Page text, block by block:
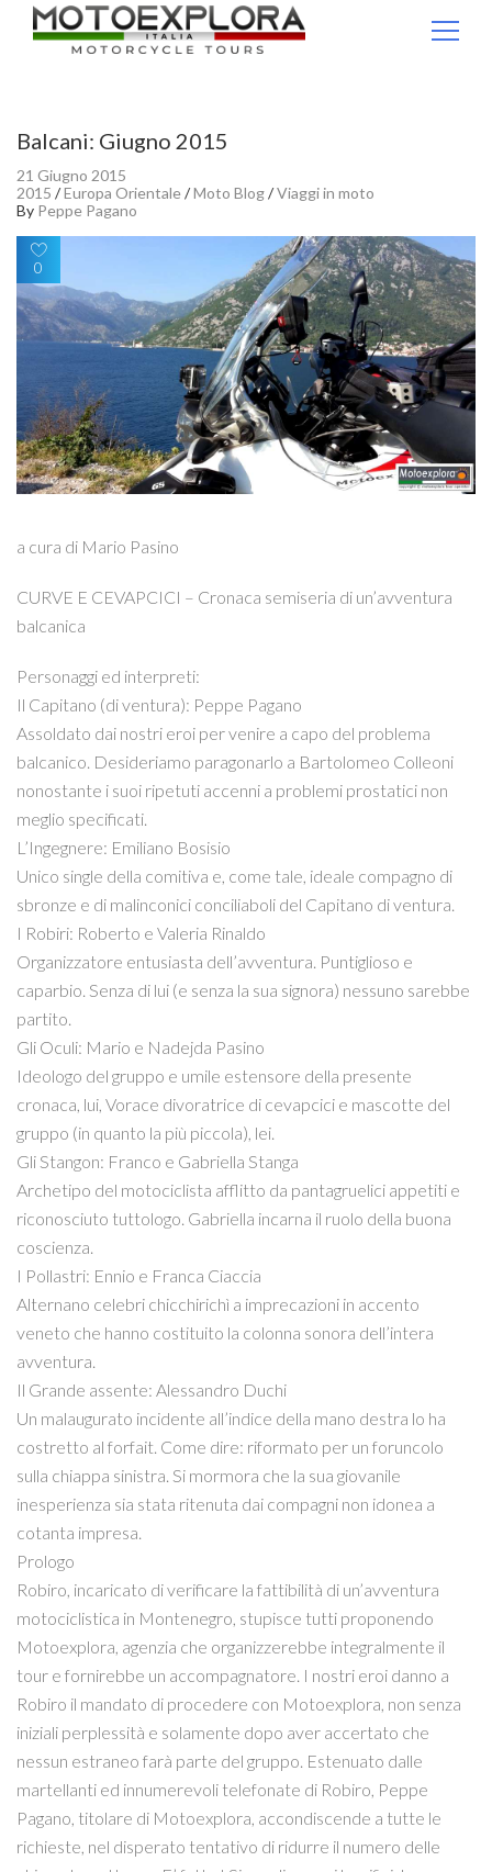
Balcani: Giugno 2015
21 Giugno 2015
2015 /Europa Orientale/Moto Blog/Viaggi in moto
By Peppe Pagano
0
a cura di Mario Pasino
CURVE E CEVAPCICI – Cronaca semiseria di un’avventura
balcanica
Personaggi ed interpreti:
Il Capitano (di ventura): Peppe Pagano
Assoldato dai nostri eroi per venire a capo del problema
balcanico. Desideriamo paragonarlo a Bartolomeo Colleoni
nonostante i suoi ripetuti accenni a problemi prostatici non
meglio specificati.
L’Ingegnere: Emiliano Bosisio
Unico single della comitiva e, come tale, ideale compagno di
sbronze e di malinconici conciliaboli del Capitano di ventura.
I Robiri: Roberto e Valeria Rinaldo
Organizzatore entusiasta dell’avventura. Puntiglioso e
caparbio. Senza di lui (e senza la sua signora) nessuno sarebbe
partito.
Gli Oculi: Mario e Nadejda Pasino
Ideologo del gruppo e umile estensore della presente
cronaca, lui, Vorace divoratrice di cevapcici e mascotte del
gruppo (in quanto la più piccola), lei.
Gli Stangon: Franco e Gabriella Stanga
Archetipo del motociclista afflitto da pantagruelici appetiti e
riconosciuto tuttologo. Gabriella incarna il ruolo della buona
coscienza.
I Pollastri: Ennio e Franca Ciaccia
Alternano celebri chicchirichì a imprecazioni in accento
veneto che hanno costituito la colonna sonora dell’intera
avventura.
Il Grande assente: Alessandro Duchi
Un malaugurato incidente all’indice della mano destra lo ha
costretto al forfait. Come dire: riformato per un foruncolo
sulla chiappa sinistra. Si mormora che la sua giovanile
inesperienza sia stata ritenuta dai compagni non idonea a
cotanta impresa.
Prologo
Robiro, incaricato di verificare la fattibilità di un’avventura
motociclistica in Montenegro, stupisce tutti proponendo
Motoexplora, agenzia che organizzerebbe integralmente il
tour e fornirebbe un accompagnatore. I nostri eroi danno a
Robiro il mandato di procedere con Motoexplora, non senza
iniziali perplessità e solamente dopo aver accertato che
nessun estraneo farà parte del gruppo. Estenuato dalle
martellanti ed innumerevoli telefonate di Robiro, Peppe
Pagano, titolare di Motoexplora, accondiscende a tutte le
richieste, nel disperato tentativo di ridurre il numero delle